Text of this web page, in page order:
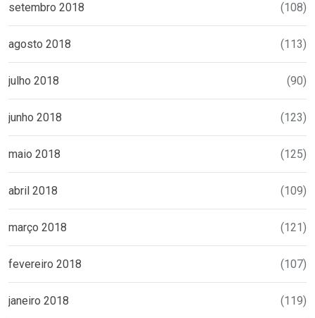
setembro 2018 (108)
agosto 2018 (113)
julho 2018 (90)
junho 2018 (123)
maio 2018 (125)
abril 2018 (109)
março 2018 (121)
fevereiro 2018 (107)
janeiro 2018 (119)